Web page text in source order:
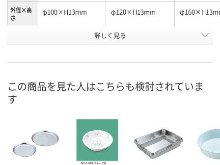
外径×高
さ
φ100×H13mm φ120×H13mm
EP14577 EP15156
した
詳しく見る
この商品を見た人はこちらも検討されていま
す